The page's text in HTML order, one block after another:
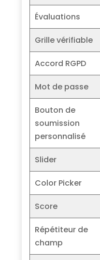
Évaluations
Grille vérifiable
Accord RGPD
Mot de passe
Bouton de
soumission
personnalisé
Slider
Color Picker
Score
Répétiteur de
champ